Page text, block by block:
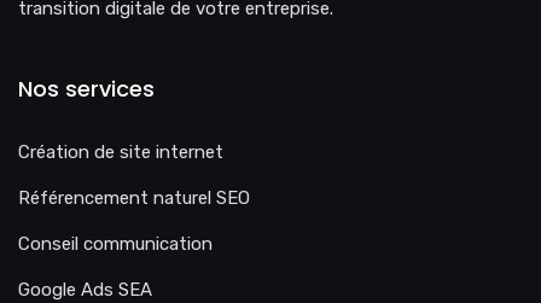
transition digitale de votre entreprise.
Nos services
Création de site internet
Référencement naturel SEO
Conseil communication
Google Ads SEA